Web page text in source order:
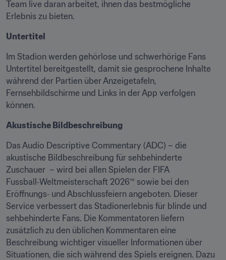
Team live daran arbeitet, ihnen das bestmögliche
Erlebnis zu bieten.
Untertitel
Im Stadion werden gehörlose und schwerhörige Fans
Untertitel bereitgestellt, damit sie gesprochene Inhalte
während der Partien über Anzeigetafeln,
Fernsehbildschirme und Links in der App verfolgen
können.
Akustische Bildbeschreibung
Das Audio Descriptive Commentary (ADC) – die
akustische Bildbeschreibung für sehbehinderte
Zuschauer  – wird bei allen Spielen der FIFA
Fussball‑Weltmeisterschaft 2026™ sowie bei den
Eröffnungs‑ und Abschlussfeiern angeboten. Dieser
Service verbessert das Stadionerlebnis für blinde und
sehbehinderte Fans. Die Kommentatoren liefern
zusätzlich zu den üblichen Kommentaren eine
Beschreibung wichtiger visueller Informationen über
Situationen, die sich während des Spiels ereignen. Dazu